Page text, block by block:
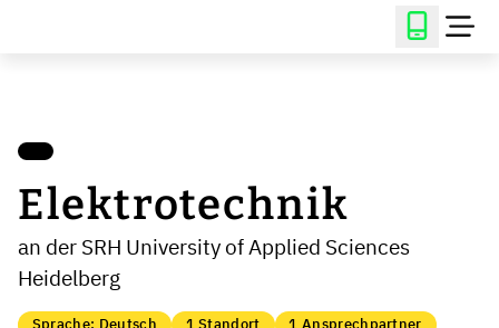
Elektrotechnik
an der SRH University of Applied Sciences
Heidelberg